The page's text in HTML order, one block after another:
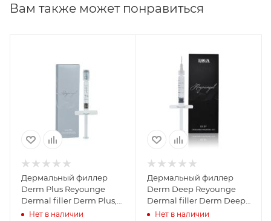
использования. Рекомендуемый размер игл
гиалуроновая кислота 20 мг/мл.
частиц: 1,25–2,0 мм.
Вам также может понравиться
Дермальный филлер
Derm Plus Reyounge
Dermal filler Derm Plus,
10 мл.
Нет в наличии
Дермальный филлер
Derm Deep Reyounge
Dermal filler Derm Deep,
10 мл.
Нет в наличии